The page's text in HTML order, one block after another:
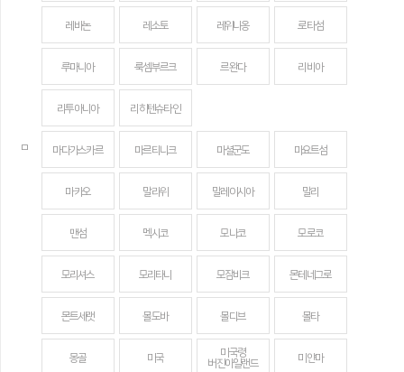
레바논 레소토 레위니옹 로타섬
루마니아 룩셈부르크 르완다 리비아
리투아니아 리히텐슈타인
ㅁ 마다가스카르 마르티니크 마셜군도 마요트섬
마카오 말라위 말레이시아 말리
맨섬 멕시코 모나코 모로코
모리셔스 모리타니 모잠비크 몬테네그로
몬트세랫 몰도바 몰디브 몰타
몽골 미국
미국령
버진아일랜드
미얀마